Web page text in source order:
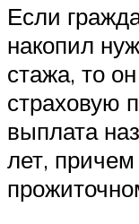
Если
накопил
стажа, то
страховую
выплата
лет,